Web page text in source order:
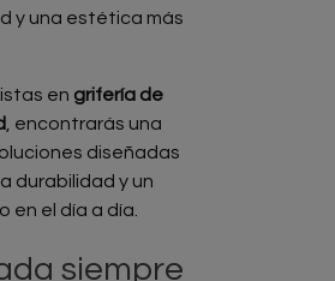
y una estética más
en grifería de
, encontrarás una
diseñadas
durabilidad y un
en el día a día.
siempre